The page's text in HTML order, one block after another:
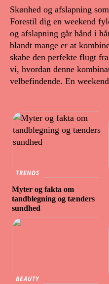
Skønhed og afslapning
Forestil dig en weekend
og afslapning går hånd i
blandt mange er at
skabe den perfekte flugt
vi, hvordan denne
velbefindende. En
TRENDS
Myter og fakta om
tandblegning og tænders
sundhed
BEAUTY